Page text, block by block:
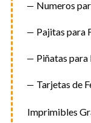
Numeros
Pajitas para
Piñatas para
Tarjetas de
Imprimibles